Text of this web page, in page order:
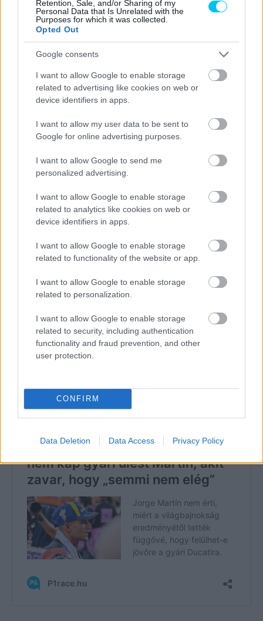
Retention, Sale, and/or Sharing of my
Personal Data that Is Unrelated with the
Purposes for which it was collected.
Opted Out
Google consents
I want to allow Google to enable storage
related to advertising like cookies on web or
device identifiers in apps.
I want to allow my user data to be sent to
Google for online advertising purposes.
I want to allow Google to send me
personalized advertising.
I want to allow Google to enable storage
related to analytics like cookies on web or
device identifiers in apps.
I want to allow Google to enable storage
related to functionality of the website or app.
I want to allow Google to enable storage
related to personalization.
I want to allow Google to enable storage
related to security, including authentication
functionality and fraud prevention, and other
user protection.
CONFIRM
Data Deletion Data Access Privacy Policy
volna megszerezni a csapatvilágbajnoki címet, a spanyol
pilóta kiemelkedően teljesített a tavalyi szezonban, az
utolsó futamig versenyben volt Francesco Bagnaiával a
trófeáért. Campinotiéknak azonban fel kell arra készülniük,
nyilvánosan megszellőztette, hogy amennyiben nem lehet
gyári pilóta a Ducatinál, akkor elhagyja a bolognaiakat. Az
versenyzője, bár a lelke mélyén biztos abban, hogy távozni
„Abszolút abban reménykedem, hogy velünk marad, tavaly
Ducatinak kell meghozni, ők az egyetlenek, akik
megválaszthatják, hogy beteszik-e a gyári csapatukba
lehetőséget, ami nem volt túl szerencsés dolog, mivel
kissé elterelte a figyelmet.”
„Azonban véleményem szerint el fog igazolni tőlünk.
fiatalok közül pedig ő az egyike azoknak, akiknél garantálni
lehet a jó teljesítményt.” Az újságíró felvetette, hogy így –
ha Martín a gyári Ducatihoz vagy egy másik márkához
teljesít. „Ebben biztos vagyok” – válaszolta Campinoti.